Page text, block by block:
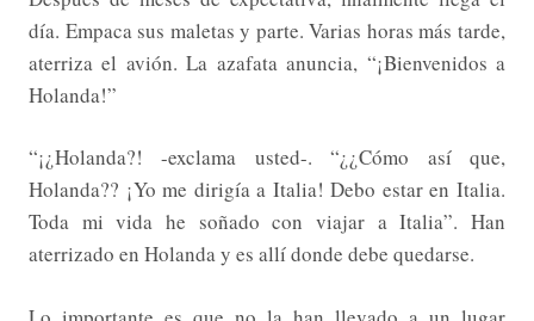
día. Empaca sus maletas y parte. Varias horas más tarde,
aterriza el avión. La azafata anuncia, “¡Bienvenidos a
Holanda!”
“¡¿Holanda?! -exclama usted-. “¿¿Cómo así que,
Holanda?? ¡Yo me dirigía a Italia! Debo estar en Italia.
Toda mi vida he soñado con viajar a Italia”. Han
aterrizado en Holanda y es allí donde debe quedarse.